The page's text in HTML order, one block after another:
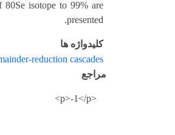
80Se isotope to 99% are
presented.
کلیدواژه ها
reduction cascades
مراجع
<p>-1</p>